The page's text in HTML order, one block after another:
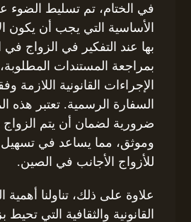
في الختام، تم تسليط الضوء
الأساسية التي يجب أن يكون
بها عند التفكير في الزواج في
بمراجعة المستندات
الإجراءات القانونية اللازمة
السفارة الرسمية. تعتبر هذه
ضرورية لضمان أن يتم
وموثق، مما يساعد في تسهيل
للأزواج الأجانب في الصين.
علاوة على ذلك، تناولنا أهمية
القانونية والثقافية التي